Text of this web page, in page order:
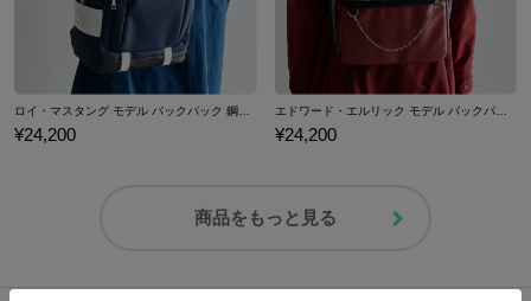
※一度グリッターが?がれた部分に関しましては、修理する事ができません。
※着用モデル身長：160cm
※モデル着用サイズ：24.5cm
※画像はサンプルです。実際の商品とは一部異なる場合がございます。予めご
¥24,200
エドワード・エルリック モデル バックパック 鋼の錬金術師
¥24,200
商品をもっと見る